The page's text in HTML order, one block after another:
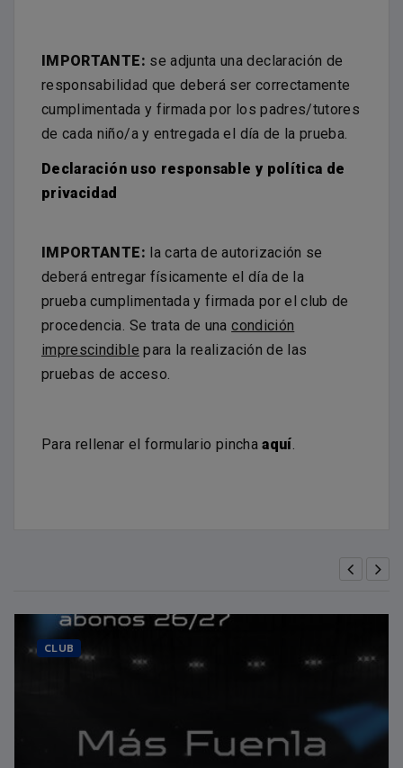
IMPORTANTE: se adjunta una declaración de
responsabilidad que deberá ser correctamente
cumplimentada y firmada por los padres/tutores
de cada niño/a y entregada el día de la prueba.
Declaración uso responsable y política de
privacidad
IMPORTANTE: la carta de autorización se
deberá entregar físicamente el día de la
prueba cumplimentada y firmada por el club de
procedencia. Se trata de unacondición
imprescindible para la realización de las
pruebas de acceso.
Para rellenar el formulario pinchaaquí.
CLUB